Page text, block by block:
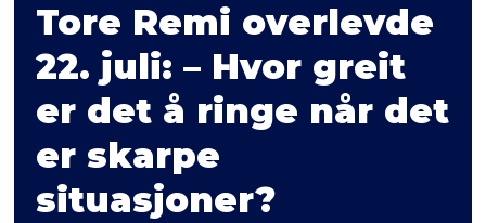
Tore Remi overlevde
22. juli:– Hvor greit
er det å ringe når det
er skarpe
situasjoner?